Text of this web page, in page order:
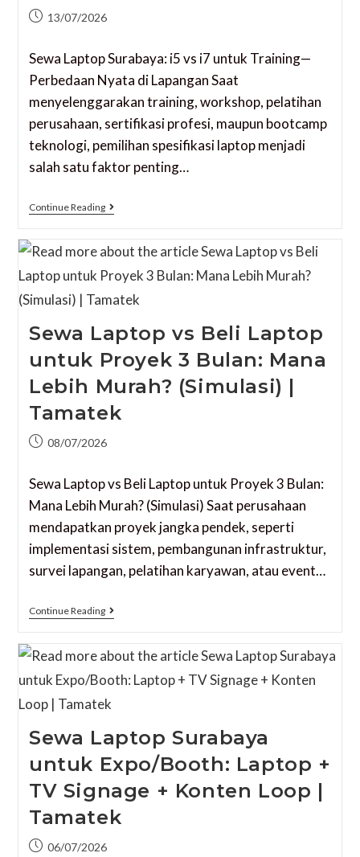
13/07/2026
Sewa Laptop Surabaya: i5 vs i7 untuk Training—
Perbedaan Nyata di Lapangan Saat
menyelenggarakan training, workshop, pelatihan
perusahaan, sertifikasi profesi, maupun bootcamp
teknologi, pemilihan spesifikasi laptop menjadi
salah satu faktor penting…
Continue Reading
Sewa Laptop vs Beli Laptop
untuk Proyek 3 Bulan: Mana
Lebih Murah? (Simulasi) |
Tamatek
08/07/2026
Sewa Laptop vs Beli Laptop untuk Proyek 3 Bulan:
Mana Lebih Murah? (Simulasi) Saat perusahaan
mendapatkan proyek jangka pendek, seperti
implementasi sistem, pembangunan infrastruktur,
survei lapangan, pelatihan karyawan, atau event…
Continue Reading
Sewa Laptop Surabaya
untuk Expo/Booth: Laptop +
TV Signage + Konten Loop |
Tamatek
06/07/2026